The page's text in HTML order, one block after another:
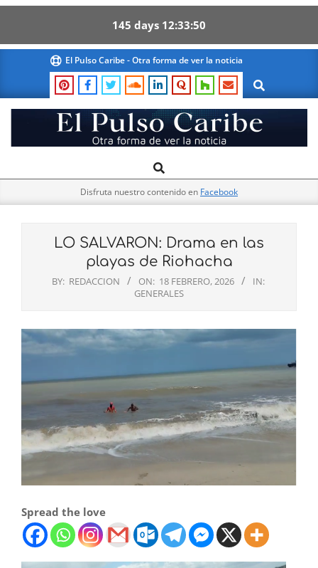
145 days 12 33 49
content
El Pulso Caribe - Otra forma de ver la noticia
Search
El
Pulso
Navigation
Search
Disfruta nuestro contenido en Facebook
LO SALVARON: Drama en las
playas de Riohacha
BY: REDACCION ON: 18 FEBRERO, 2026
IN:
GENERALES
Spread the love